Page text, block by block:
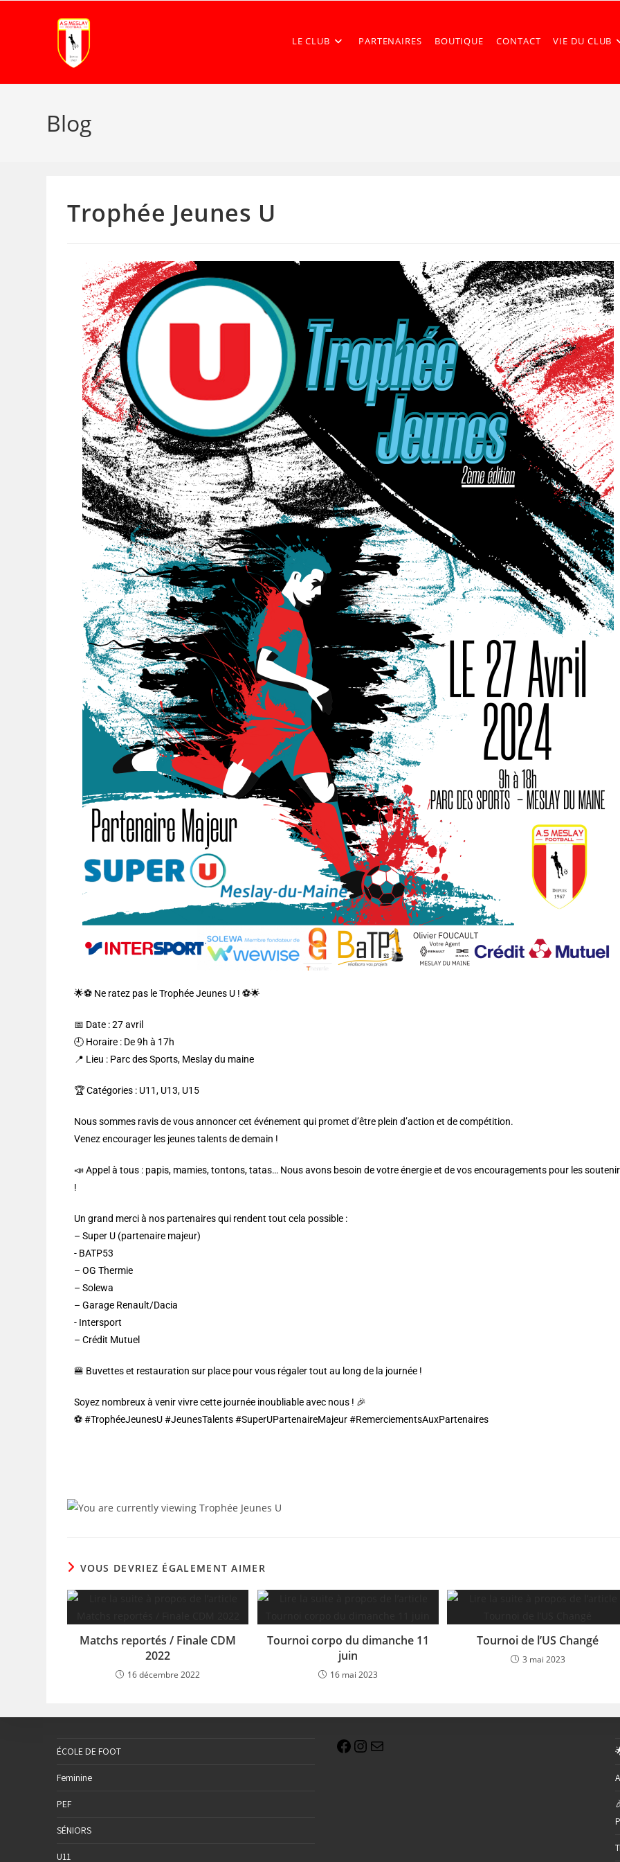
LE CLUB PARTENAIRES BOUTIQUE CONTACT VIE DU CLUB
Blog
Trophée Jeunes U
🌟⚽️ Ne ratez pas le Trophée Jeunes U ! ⚽️🌟
📅 Date : 27 avril
🕘 Horaire : De 9h à 17h
📍 Lieu : Parc des Sports, Meslay du maine
🏆 Catégories : U11, U13, U15
Nous sommes ravis de vous annoncer cet événement qui promet d’être plein d’action et de compétition.
Venez encourager les jeunes talents de demain !
📣 Appel à tous : papis, mamies, tontons, tatas… Nous avons besoin de votre énergie et de vos encouragements pour les soutenir
!
Un grand merci à nos partenaires qui rendent tout cela possible :
– ⁠Super U (partenaire majeur)
-⁠ BATP53
– ⁠OG Thermie
– ⁠Solewa
– Garage Renault/Dacia⁠
⁠- Intersport
– ⁠Crédit Mutuel
🍔 Buvettes et restauration sur place pour vous régaler tout au long de la journée !
Soyez nombreux à venir vivre cette journée inoubliable avec nous ! 🎉
⚽️ #TrophéeJeunesU #JeunesTalents #SuperUPartenaireMajeur #RemerciementsAuxPartenaires
VOUS DEVRIEZ ÉGALEMENT AIMER
Matchs reportés / Finale CDM
2022
16 décembre 2022
Tournoi corpo du dimanche 11
juin
16 mai 2023
Tournoi de l’US Changé
3 mai 2023
ÉCOLE DE FOOT
Feminine
PEF
SÉNIORS
U11